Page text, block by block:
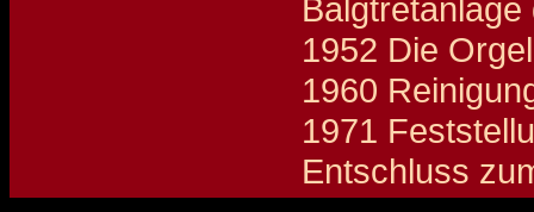
1952 Die
1960
1971
Entschluss